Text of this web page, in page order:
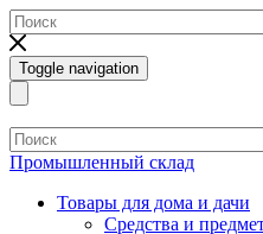
Toggle navigation
Промышленный склад
Товары для дома и дачи
Средства и